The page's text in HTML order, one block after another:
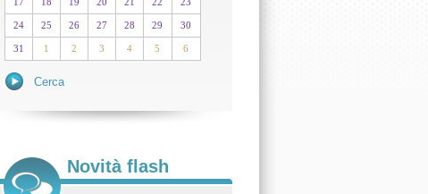
17 18 19 20 21 22 23
24 25 26 27 28 29 30
31 1 2 3 4 5 6
Cerca
Novità flash